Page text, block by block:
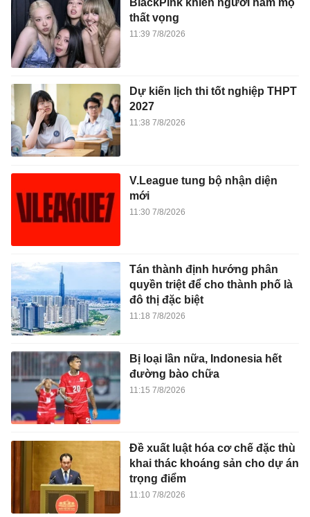
thất vọng
11:39 7/8/2026
Dự kiến lịch thi tốt nghiệp THPT
2027
11:38 7/8/2026
V.League tung bộ nhận diện
mới
11:30 7/8/2026
Tán thành định hướng phân
quyền triệt để cho thành phố là
đô thị đặc biệt
11:18 7/8/2026
Bị loại lần nữa, Indonesia hết
đường bào chữa
11:15 7/8/2026
Đề xuất luật hóa cơ chế đặc thù
khai thác khoáng sản cho dự án
trọng điểm
11:10 7/8/2026